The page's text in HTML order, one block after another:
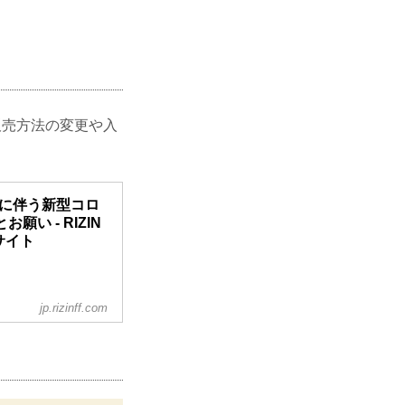
方法の変更や入
伴う新型コロ
お願い - RIZIN
イト
作成した「スポー
いますのでご案
jp.rizinff.com